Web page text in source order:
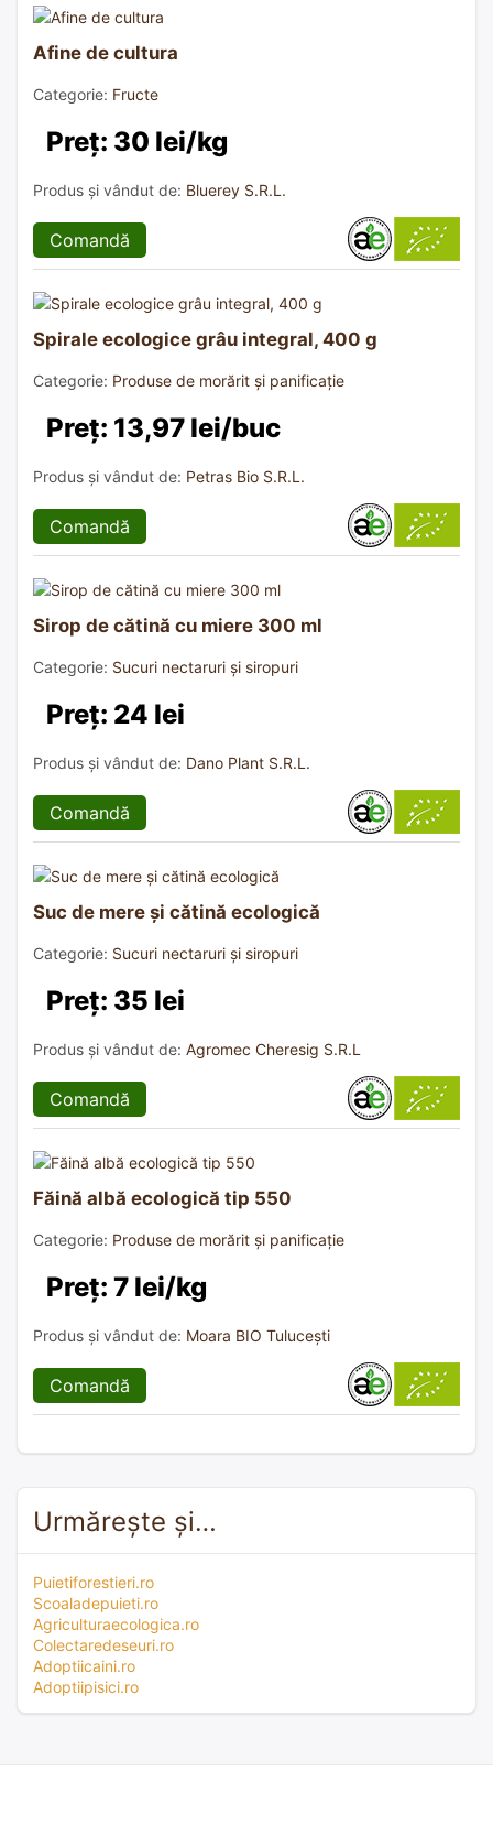
Afine de cultura
Categorie: Fructe
Preț: 30 lei/kg
Produs și vândut de: Bluerey S.R.L.
Comandă
Spirale ecologice grâu integral, 400 g
Categorie: Produse de morărit și panificație
Preț: 13,97 lei/buc
Produs și vândut de: Petras Bio S.R.L.
Comandă
Sirop de cătină cu miere 300 ml
Categorie: Sucuri nectaruri și siropuri
Preț: 24 lei
Produs și vândut de: Dano Plant S.R.L.
Comandă
Suc de mere și cătină ecologică
Categorie: Sucuri nectaruri și siropuri
Preț: 35 lei
Produs și vândut de: Agromec Cheresig S.R.L
Comandă
Făină albă ecologică tip 550
Categorie: Produse de morărit și panificație
Preț: 7 lei/kg
Produs și vândut de: Moara BIO Tulucești
Comandă
Urmărește și…
Puietiforestieri.ro
Scoaladepuieti.ro
Agriculturaecologica.ro
Colectaredeseuri.ro
Adoptiicaini.ro
Adoptiipisici.ro